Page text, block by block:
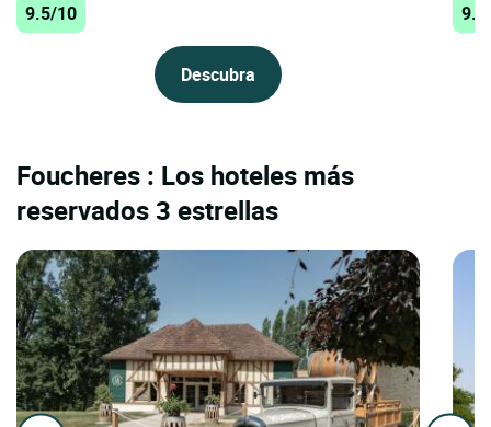
9.5/10
Descubra
Foucheres : Los hoteles más
reservados 3 estrellas